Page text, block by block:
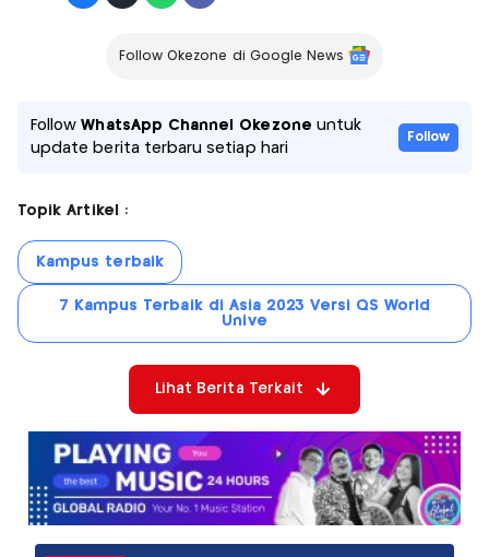
Follow Okezone di Google News
FollowWhatsApp Channel Okezone untuk
update berita terbaru setiap hari
Follow
Topik Artikel :
Kampus terbaik
7 Kampus Terbaik di Asia 2023 Versi QS World
Unive
Lihat Berita Terkait